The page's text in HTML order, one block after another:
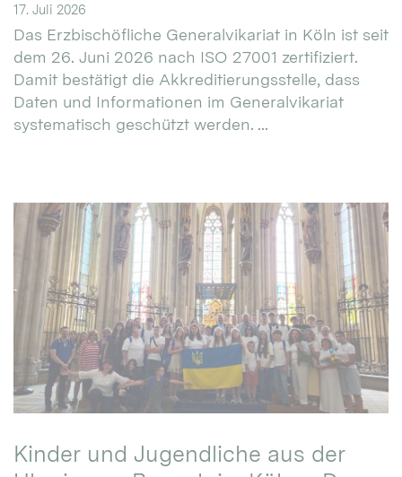
17. Juli 2026
Das Erzbischöfliche Generalvikariat in Köln ist seit
dem 26. Juni 2026 nach ISO 27001 zertifiziert.
Damit bestätigt die Akkreditierungsstelle, dass
Daten und Informationen im Generalvikariat
systematisch geschützt werden. ...
Kinder und Jugendliche aus der